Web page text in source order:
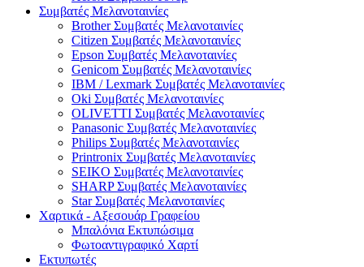
Συμβατές Μελανοταινίες
Brother Συμβατές Μελανοταινίες
Citizen Συμβατές Μελανοταινίες
Epson Συμβατές Μελανοταινίες
Genicom Συμβατές Μελανοταινίες
IBM / Lexmark Συμβατές Μελανοταινίες
Oki Συμβατές Μελανοταινίες
OLIVETTI Συμβατές Μελανοταινίες
Panasonic Συμβατές Μελανοταινίες
Philips Συμβατές Μελανοταινίες
Printronix Συμβατές Μελανοταινίες
SEIKO Συμβατές Μελανοταινίες
SHARP Συμβατές Μελανοταινίες
Star Συμβατές Μελανοταινίες
Χαρτικά - Αξεσουάρ Γραφείου
Μπαλόνια Εκτυπώσιμα
Φωτοαντιγραφικό Χαρτί
Εκτυπωτές